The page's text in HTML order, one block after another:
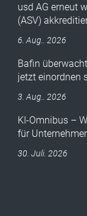
usd AG erneut
(ASV)
6. Aug.. 2026
Bafin
jetzt einordnen
3. Aug.. 2026
KI-Omnibus –
für
30. Juli. 2026